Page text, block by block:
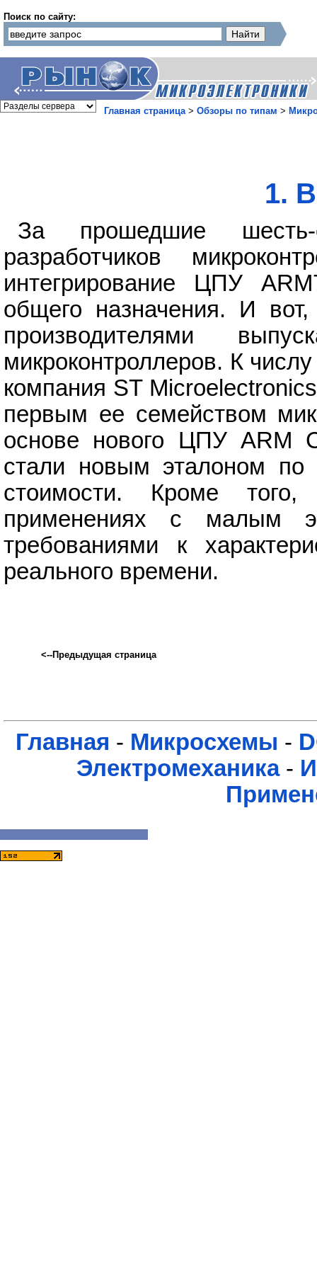
Поиск по сайту:
Главная страница> Обзоры по типам >
1.
За прошедшие
разработчиков
интегрирование ЦПУ
общего назначения. И
производителями
микроконтроллеров. К
компания ST
первым ее семейством
основе нового ЦПУ ARM
стали новым эталоном по
стоимости. Кроме
применениях с малым
требованиями к
реального времени.
<--Предыдущая страница
Главная - Микросхемы -
Электромеханика-